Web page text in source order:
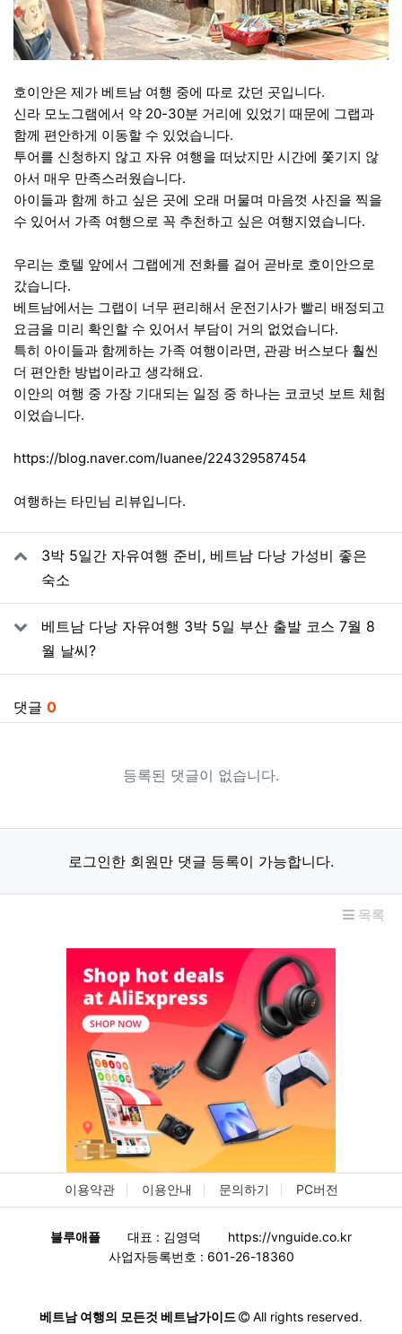
호이안은 제가 베트남 여행 중에 따로 갔던 곳입니다.
신라 모노그램에서 약 20-30분 거리에 있었기 때문에 그랩과
함께 편안하게 이동할 수 있었습니다.
투어를 신청하지 않고 자유 여행을 떠났지만 시간에 쫓기지 않
아서 매우 만족스러웠습니다.
아이들과 함께 하고 싶은 곳에 오래 머물며 마음껏 사진을 찍을
수 있어서 가족 여행으로 꼭 추천하고 싶은 여행지였습니다.
우리는 호텔 앞에서 그랩에게 전화를 걸어 곧바로 호이안으로
갔습니다.
베트남에서는 그랩이 너무 편리해서 운전기사가 빨리 배정되고
요금을 미리 확인할 수 있어서 부담이 거의 없었습니다.
특히 아이들과 함께하는 가족 여행이라면, 관광 버스보다 훨씬
더 편안한 방법이라고 생각해요.
이안의 여행 중 가장 기대되는 일정 중 하나는 코코넛 보트 체험
이었습니다.
https://blog.naver.com/luanee/224329587454
여행하는 타민님 리뷰입니다.
관련자료
3박 5일간 자유여행 준비, 베트남 다낭 가성비 좋은
숙소
베트남 다낭 자유여행 3박 5일 부산 출발 코스 7월 8
월 날씨?
댓글 0
등록된 댓글이 없습니다.
로그인한 회원만 댓글 등록이 가능합니다.
목록
이용약관 이용안내 문의하기 PC버전
블루애플 대표 : 김영덕
https://vnguide.co.kr
사업자등록번호 : 601-26-18360
베트남 여행의 모든것 베트남가이드 All rights reserved.